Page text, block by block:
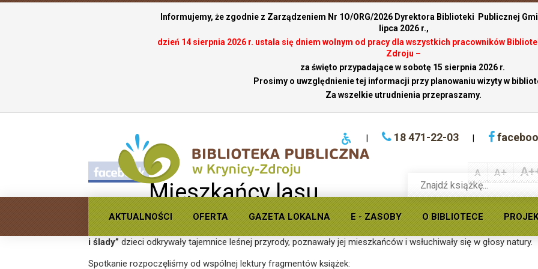
Informujemy, że zgodnie z Zarządzeniem Nr 1O/ORG/2026 Dyrektora Biblioteki Publicznej
lipca 2026 r.,
dzień 14 sierpnia 2026 r. ustala się dniem wolnym od pracy dla wszystkich pracowników
Zdroju –
za święto przypadające w sobotę 15 sierpnia 2026 r.
Prosimy o uwzględnienie tej informacji przy planowaniu wizyty w
Za wszelkie utrudnienia przepraszamy.
18 471-22-03
książkę
w
ofercie
biblioteki
publicznej
AKTUALNOŚCI OFERTA GAZETA LOKALNA E - ZASOBY O BIBLIOTECE
A A+
Mieszkańcy lasu
i ślady” dzieci odkrywały tajemnice leśnej przyrody, poznawały jej mieszkańców i wsłuchiwały się w głosy natury.
Spotkanie rozpoczęliśmy od wspólnej lektury fragmentów książek: